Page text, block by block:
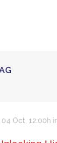
Oct, 12:00h